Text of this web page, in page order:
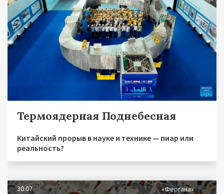
Термоядерная Поднебесная
Китайский прорыв в науке и технике — пиар или
реальность?
30.07 «Фергана»